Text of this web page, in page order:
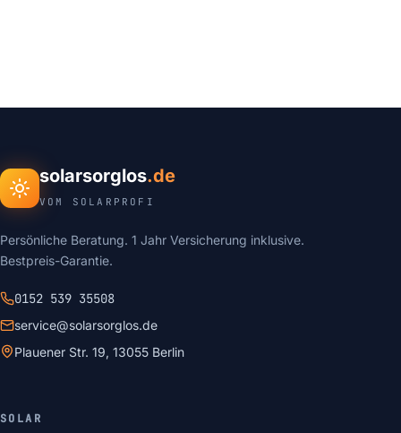
solarsorglos.de
VOM SOLARPROFI
Persönliche Beratung. 1 Jahr Versicherung inklusive.
Bestpreis-Garantie.
0152 539 35508
service@solarsorglos.de
Plauener Str. 19, 13055 Berlin
SOLAR